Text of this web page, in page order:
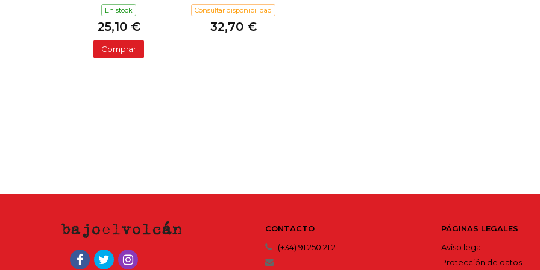
En stock
25,10 €
Comprar
Consultar disponibilidad
32,70 €
CONTACTO
(+34) 91 250 21 21
PÁGINAS LEGALES
Aviso legal
Protección de datos